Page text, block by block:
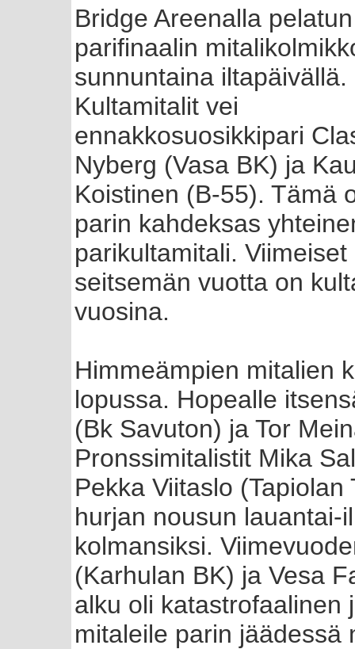
Bridge Areenalla
parifinaalin
sunnuntaina iltapäivällä.
Kultamitalit vei
ennakkosuosikkipari
Nyberg (Vasa BK) ja
Koistinen (B-55). Tämä
parin kahdeksas
parikultamitali. Viimeiset
seitsemän vuotta on
vuosina.
Himmeämpien mitalien
lopussa. Hopealle
(Bk Savuton) ja Tor
Pronssimitalistit Mika
Pekka Viitaslo
hurjan nousun lauantai-
kolmansiksi.
(Karhulan BK) ja Vesa
alku oli katastrofaalinen
mitaleile parin jäädessä